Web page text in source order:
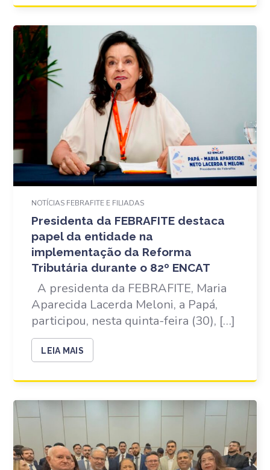
NOTÍCIAS FEBRAFITE E FILIADAS
Presidenta da FEBRAFITE destaca
papel da entidade na
implementação da Reforma
Tributária durante o 82º ENCAT
A presidenta da FEBRAFITE, Maria
Aparecida Lacerda Meloni, a Papá,
participou, nesta quinta-feira (30), […]
LEIA MAIS